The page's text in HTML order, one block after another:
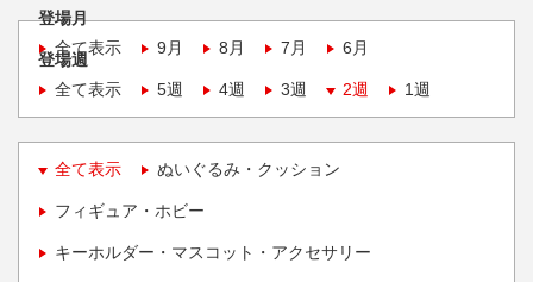
登場月
全て表示
9月 8月 7月 6月
登場週
全て表示
5週 4週 3週 2週 1週
全て表示 ぬいぐるみ・クッション
フィギュア・ホビー
キーホルダー・マスコット・アクセサリー